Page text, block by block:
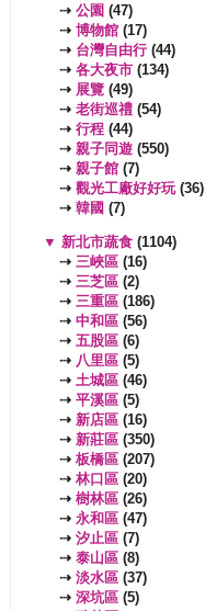
⇢ 公園 (47)
⇢ 博物館 (17)
⇢ 台灣自由行 (44)
⇢ 各大夜市 (134)
⇢ 展覽 (49)
⇢ 老街巡禮 (54)
⇢ 行程 (44)
⇢ 親子同遊 (550)
⇢ 親子館 (7)
⇢ 觀光工廠好好玩(36)
⇢ 韓國 (7)
▼ 新北市蔬食 (1104)
⇢ 三峽區 (16)
⇢ 三芝區 (2)
⇢ 三重區 (186)
⇢ 中和區 (56)
⇢ 五股區 (6)
⇢ 八里區 (5)
⇢ 土城區 (46)
⇢ 平溪區 (5)
⇢ 新店區 (16)
⇢ 新莊區 (350)
⇢ 板橋區 (207)
⇢ 林口區 (20)
⇢ 樹林區 (26)
⇢ 永和區 (47)
⇢ 汐止區 (7)
⇢ 泰山區 (8)
⇢ 淡水區 (37)
⇢ 深坑區 (5)